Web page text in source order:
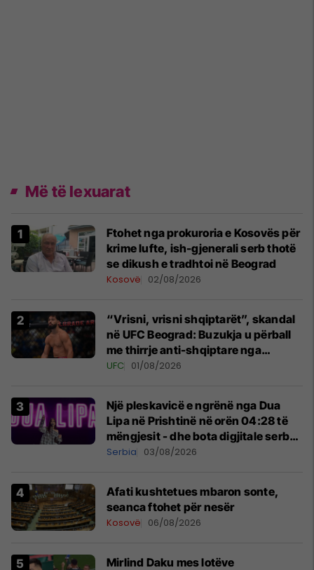
Më të lexuarat
Ftohet nga prokuroria e Kosovës për
krime lufte, ish-gjenerali serb thotë
se dikush e tradhtoi në Beograd
Kosovë 02/08/2026
“Vrisni, vrisni shqiptarët”, skandal
në UFC Beograd: Buzukja u përball
me thirrje anti-shqiptare nga
tribunat
UFC 01/08/2026
Një pleskavicë e ngrënë nga Dua
Lipa në Prishtinë në orën 04:28 të
mëngjesit - dhe bota digjitale serbe
shpall gjendjen e luftës
Serbia 03/08/2026
Afati kushtetues mbaron sonte,
seanca ftohet për nesër
Kosovë 06/08/2026
Mirlind Daku mes lotëve